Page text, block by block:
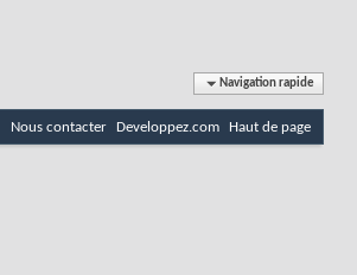
Navigation rapide
Nous contacter Developpez.com Haut de page